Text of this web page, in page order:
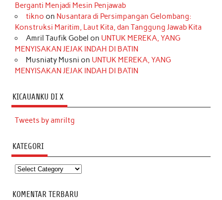
Berganti Menjadi Mesin Penjawab
tikno on Nusantara di Persimpangan Gelombang:
Konstruksi Maritim, Laut Kita, dan Tanggung Jawab Kita
Amril Taufik Gobel on UNTUK MEREKA, YANG
MENYISAKAN JEJAK INDAH DI BATIN
Musniaty Musni on UNTUK MEREKA, YANG
MENYISAKAN JEJAK INDAH DI BATIN
KICAUANKU DI X
Tweets by amriltg
KATEGORI
Kategori
KOMENTAR TERBARU